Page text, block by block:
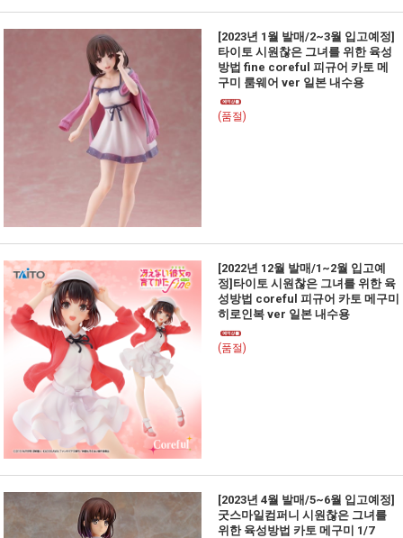
[2023년 1월 발매/2~3월 입고예정]
타이토 시원찮은 그녀를 위한 육성
방법 fine coreful 피규어 카토 메
구미 룸웨어 ver 일본 내수용
(품절)
[2022년 12월 발매/1~2월 입고예
정]타이토 시원찮은 그녀를 위한 육
성방법 coreful 피규어 카토 메구미
히로인복 ver 일본 내수용
(품절)
[2023년 4월 발매/5~6월 입고예정]
굿스마일컴퍼니 시원찮은 그녀를
위한 육성방법 카토 메구미 1/7